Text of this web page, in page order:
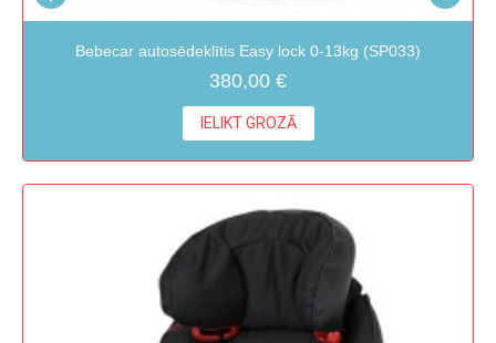
Bebecar autosēdeklītis Easy lock 0-13kg (SP033)
380,00 €
IELIKT GROZĀ